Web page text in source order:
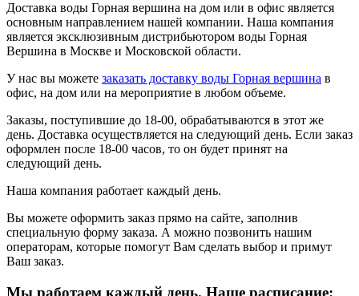
Доставка воды Горная вершина на дом или в офис является
основным направлением нашей компании. Наша компания
является эксклюзивным дистрибьютором воды Горная
Вершина в Москве и Московской области.
У нас вы можете заказать доставку воды Горная вершина в
офис, на дом или на мероприятие в любом объеме.
Заказы, поступившие до 18-00, обрабатываются в этот же
день. Доставка осуществляется на следующий день. Если заказ
оформлен после 18-00 часов, то он будет принят на
следующий день.
Наша компания работает каждый день.
Вы можете оформить заказ прямо на сайте, заполнив
специальную форму заказа. А можно позвонить нашим
операторам, которые помогут Вам сделать выбор и примут
Ваш заказ.
Мы работаем каждый день. Наше расписание: